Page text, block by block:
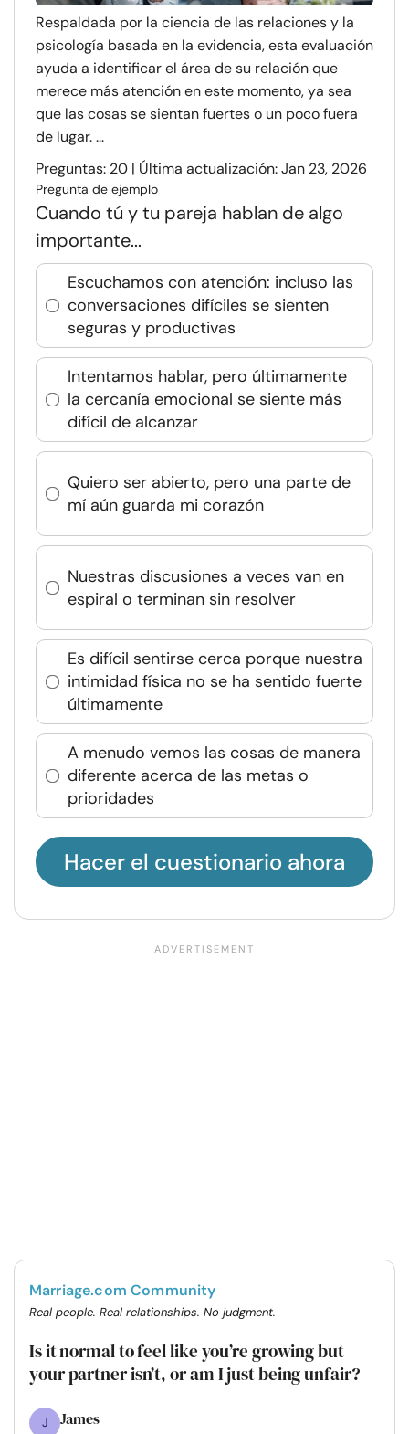
Respaldada por la ciencia de las relaciones y la
psicología basada en la evidencia, esta evaluación
ayuda a identificar el área de su relación que
merece más atención en este momento, ya sea
que las cosas se sientan fuertes o un poco fuera
de lugar. ...
Preguntas: 20 | Última actualización: Jan 23, 2026
Pregunta de ejemplo
Cuando tú y tu pareja hablan de algo
importante...
Escuchamos con atención: incluso las
conversaciones difíciles se sienten
seguras y productivas
Intentamos hablar, pero últimamente
la cercanía emocional se siente más
difícil de alcanzar
Quiero ser abierto, pero una parte de
mí aún guarda mi corazón
Nuestras discusiones a veces van en
espiral o terminan sin resolver
Es difícil sentirse cerca porque nuestra
intimidad física no se ha sentido fuerte
últimamente
A menudo vemos las cosas de manera
diferente acerca de las metas o
prioridades
Hacer el cuestionario ahora
Marriage.com Community
Real people. Real relationships. No judgment.
Is it normal to feel like you’re growing but
your partner isn’t, or am I just being unfair?
J James